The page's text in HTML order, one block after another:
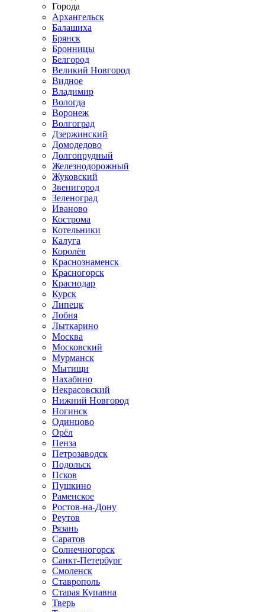
Города
Архангельск
Балашиха
Брянск
Бронницы
Белгород
Великий Новгород
Видное
Владимир
Вологда
Воронеж
Волгоград
Дзержинский
Домодедово
Долгопрудный
Железнодорожный
Жуковский
Звенигород
Зеленоград
Иваново
Кострома
Котельники
Калуга
Королёв
Краснознаменск
Красногорск
Краснодар
Курск
Липецк
Лобня
Лыткарино
Москва
Московский
Мурманск
Мытищи
Нахабино
Некрасовский
Нижний Новгород
Ногинск
Одинцово
Орёл
Пенза
Петрозаводск
Подольск
Псков
Пушкино
Раменское
Ростов-на-Дону
Реутов
Рязань
Саратов
Солнечногорск
Санкт-Петербург
Смоленск
Ставрополь
Старая Купавна
Тверь